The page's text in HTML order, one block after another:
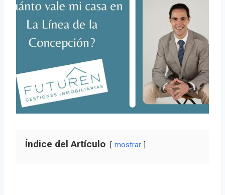
Índice del Artículo mostrar